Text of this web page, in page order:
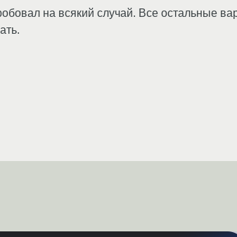
на всякий случай. Все остальные